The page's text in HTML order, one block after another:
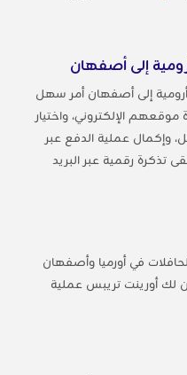
إلى أصفهان
إلى أصفهان أمر سهل
الإلكتروني، واختيار
وإكمال عملية الدفع عبر
تذكرة رقمية عبر البريد
في أورميا وأصفهان
لك أورينت تريبس عملية